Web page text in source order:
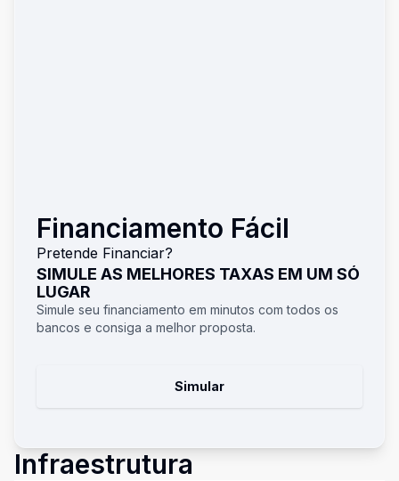
Financiamento Fácil
Pretende Financiar?
SIMULE AS MELHORES TAXAS EM UM SÓ
LUGAR
Simule seu financiamento em minutos com todos os
bancos e consiga a melhor proposta.
Simular
Infraestrutura